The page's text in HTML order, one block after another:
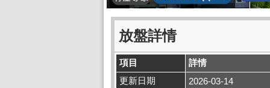
放盤詳情
項目
詳情
更新日期
2026-03-14